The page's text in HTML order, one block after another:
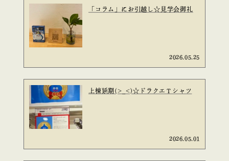
「コラム」にお引越し☆見学会御礼
2026.05.25
上棟延期(>_<)☆ドラクエＴシャツ
2026.05.01